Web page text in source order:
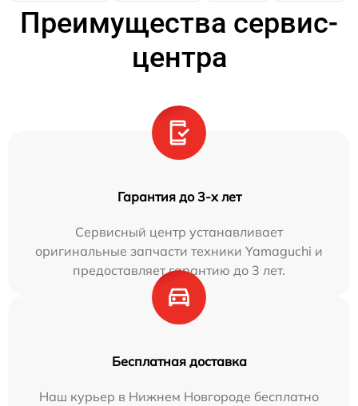
Преимущества сервис-
центра
Гарантия до 3-х лет
Сервисный центр устанавливает
оригинальные запчасти техники Yamaguchi и
предоставляет гарантию до 3 лет.
Бесплатная доставка
Наш курьер в Нижнем Новгороде бесплатно